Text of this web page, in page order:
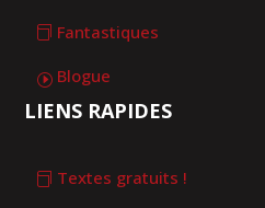
Fantastiques
Blogue
LIENS RAPIDES
Textes gratuits !